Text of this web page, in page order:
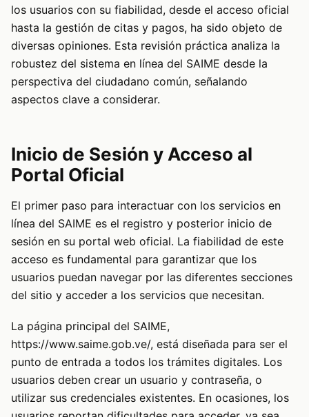
los usuarios con su fiabilidad, desde el acceso oficial
hasta la gestión de citas y pagos, ha sido objeto de
diversas opiniones. Esta revisión práctica analiza la
robustez del sistema en línea del SAIME desde la
perspectiva del ciudadano común, señalando
aspectos clave a considerar.
Inicio de Sesión y Acceso al
Portal Oficial
El primer paso para interactuar con los servicios en
línea del SAIME es el registro y posterior inicio de
sesión en su portal web oficial. La fiabilidad de este
acceso es fundamental para garantizar que los
usuarios puedan navegar por las diferentes secciones
del sitio y acceder a los servicios que necesitan.
La página principal del SAIME,
https://www.saime.gob.ve/, está diseñada para ser el
punto de entrada a todos los trámites digitales. Los
usuarios deben crear un usuario y contraseña, o
utilizar sus credenciales existentes. En ocasiones, los